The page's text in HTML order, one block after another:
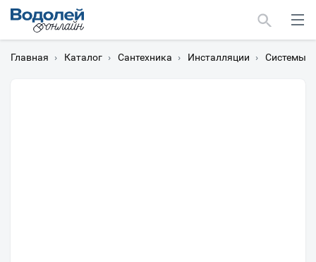
Главная › Каталог › Сантехника › Инсталляции › Системы